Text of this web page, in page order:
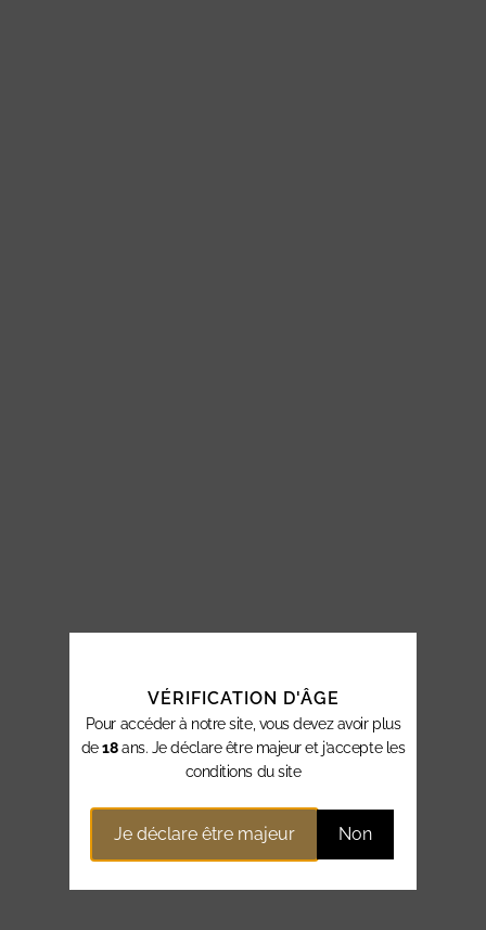
VÉRIFICATION D'ÂGE
Pour accéder à notre site, vous devez avoir plus
de18ans. Je déclare être majeur et j’accepte les
conditions du site
Je déclare être majeur Non